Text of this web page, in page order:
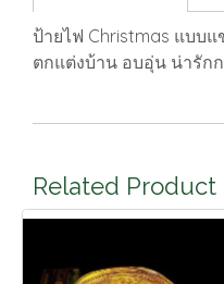
ป้ายไฟ Christmas แบบ
ตกแต่งบ้าน อบอุ่น น่ารัก
Related Product